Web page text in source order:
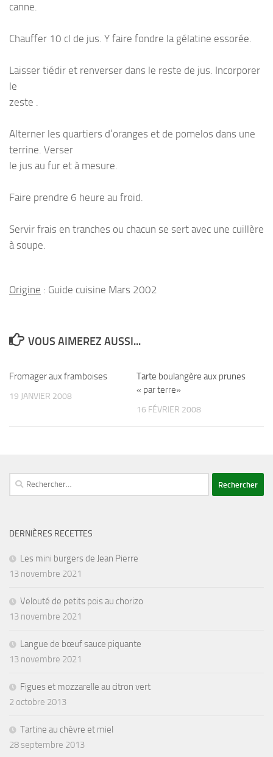
canne.
Chauffer 10 cl de jus. Y faire fondre la gélatine essorée.
Laisser tiédir et renverser dans le reste de jus. Incorporer
le
zeste .
Alterner les quartiers d’oranges et de pomelos dans une
terrine. Verser
le jus au fur et à mesure.
Faire prendre 6 heure au froid.
Servir frais en tranches ou chacun se sert avec une cuillère
à soupe.
Origine : Guide cuisine Mars 2002
VOUS AIMEREZ AUSSI...
Fromager aux framboises
19 JANVIER 2008
Tarte boulangère aux prunes
« par terre»
16 FÉVRIER 2008
Rechercher :
DERNIÈRES RECETTES
Les mini burgers de Jean Pierre
13 novembre 2021
Velouté de petits pois au chorizo
13 novembre 2021
Langue de bœuf sauce piquante
13 novembre 2021
Figues et mozzarelle au citron vert
2 octobre 2013
Tartine au chèvre et miel
28 septembre 2013